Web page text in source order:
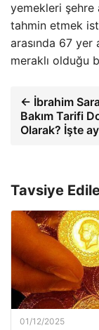
yemekleri şehre
tahmin etmek
arasında 67 yer
meraklı olduğu
← İbrahim
Bakım Tarifi
Olarak? İşte
Tavsiye
01/12/2025